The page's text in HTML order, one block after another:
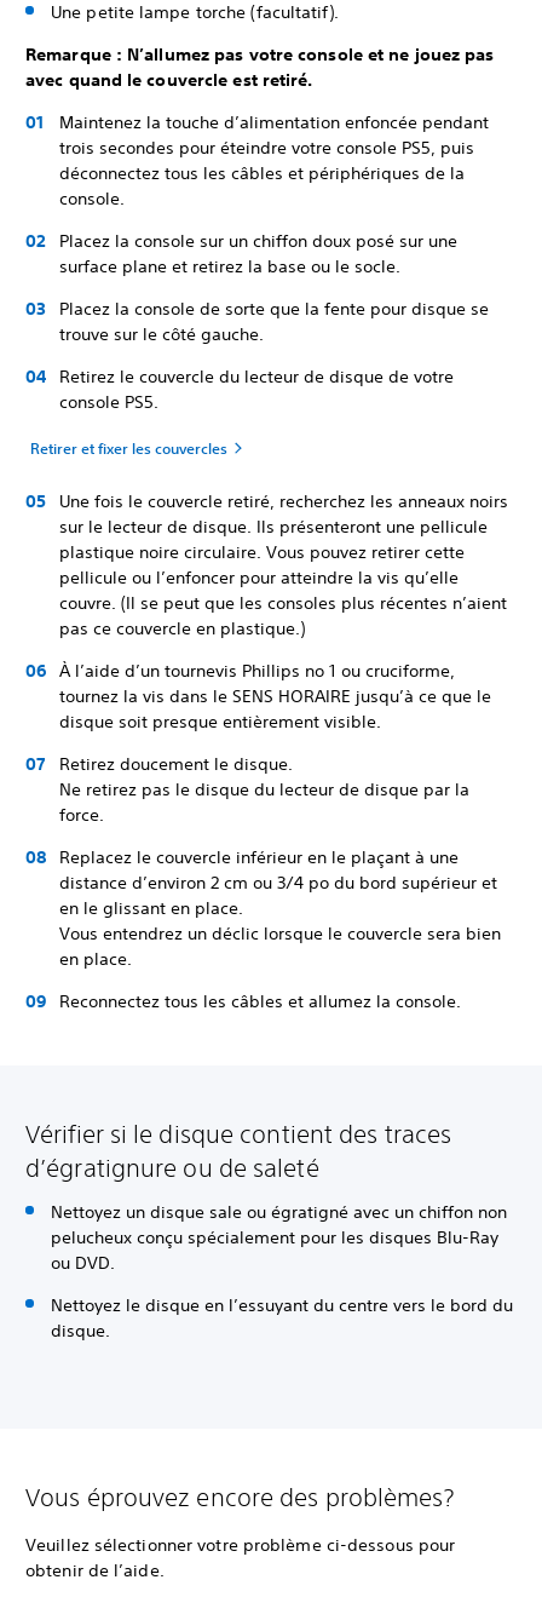
Une petite lampe torche (facultatif).
Remarque : N’allumez pas votre console et ne jouez pas
avec quand le couvercle est retiré.
Maintenez la touche d’alimentation enfoncée pendant
trois secondes pour éteindre votre console PS5, puis
déconnectez tous les câbles et périphériques de la
console.
Placez la console sur un chiffon doux posé sur une
surface plane et retirez la base ou le socle.
Placez la console de sorte que la fente pour disque se
trouve sur le côté gauche.
Retirez le couvercle du lecteur de disque de votre
console PS5.
Retirer et fixer les couvercles
Une fois le couvercle retiré, recherchez les anneaux noirs
sur le lecteur de disque. Ils présenteront une pellicule
plastique noire circulaire. Vous pouvez retirer cette
pellicule ou l’enfoncer pour atteindre la vis qu’elle
couvre. (Il se peut que les consoles plus récentes n’aient
pas ce couvercle en plastique.)
À l’aide d’un tournevis Phillips no 1 ou cruciforme,
tournez la vis dans le SENS HORAIRE jusqu’à ce que le
disque soit presque entièrement visible.
Retirez doucement le disque.
Ne retirez pas le disque du lecteur de disque par la
force.
Replacez le couvercle inférieur en le plaçant à une
distance d’environ 2 cm ou 3/4 po du bord supérieur et
en le glissant en place.
Vous entendrez un déclic lorsque le couvercle sera bien
en place.
Reconnectez tous les câbles et allumez la console.
Vérifier si le disque contient des traces
d’égratignure ou de saleté
Nettoyez un disque sale ou égratigné avec un chiffon non
pelucheux conçu spécialement pour les disques Blu-Ray
ou DVD.
Nettoyez le disque en l’essuyant du centre vers le bord du
disque.
Vous éprouvez encore des problèmes?
Veuillez sélectionner votre problème ci-dessous pour
obtenir de l’aide.